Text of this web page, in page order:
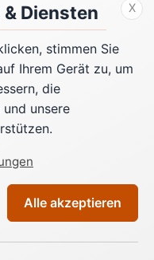
GMBH // ENGINEERING
X
Diensten
stimmen Sie
Ihrem Gerät zu, um
die
unsere
Alle akzeptieren